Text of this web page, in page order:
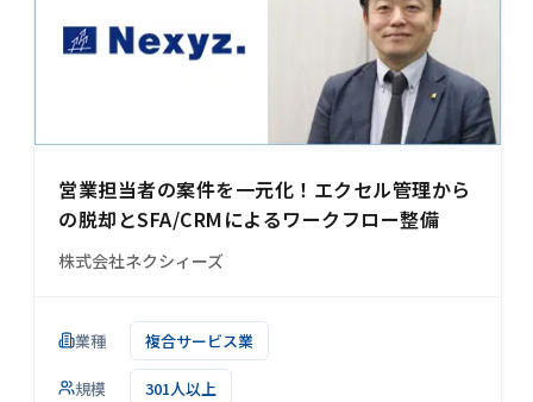
営業担当者の案件を一元化！エクセル管理から
の脱却とSFA/CRMによるワークフロー整備
株式会社ネクシィーズ
業種 複合サービス業
規模 301人以上